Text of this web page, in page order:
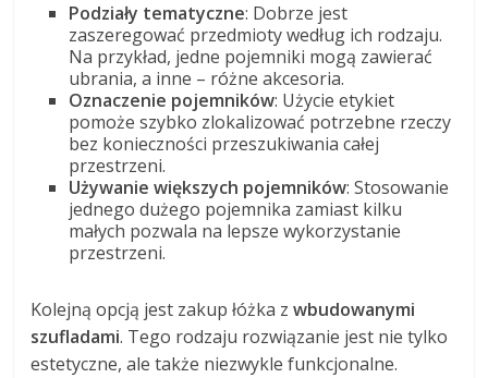
Podziały tematyczne: Dobrze jest
zaszeregować przedmioty według ich rodzaju.
Na przykład, jedne pojemniki mogą zawierać
ubrania, a inne – różne akcesoria.
Oznaczenie pojemników: Użycie etykiet
pomoże szybko zlokalizować potrzebne rzeczy
bez konieczności przeszukiwania całej
przestrzeni.
Używanie większych pojemników: Stosowanie
jednego dużego pojemnika zamiast kilku
małych pozwala na lepsze wykorzystanie
przestrzeni.
Kolejną opcją jest zakup łóżka zwbudowanymi
szufladami. Tego rodzaju rozwiązanie jest nie tylko
estetyczne, ale także niezwykle funkcjonalne.